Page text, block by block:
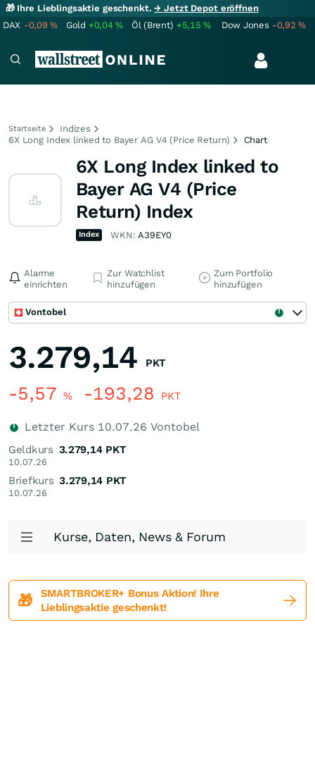
🎁 Ihre Lieblingsaktie geschenkt.→ Jetzt Depot eröffnen
DAX -0,09% Gold +0,04% Öl (Brent) +5,15% Dow Jones -0,92%
Startseite
Indizes
6X Long Index linked to Bayer AG V4 (Price Return)
Chart
6X Long Index linked to
Bayer AG V4 (Price
Return) Index
Index WKN:A39EY0
Alarme
einrichten
Zur Watchlist
hinzufügen
Zum Portfolio
hinzufügen
Vontobel
3.279,14 PKT
-5,57 % -193,28 PKT
Letzter Kurs 10.07.26 Vontobel
Geldkurs
10.07.26
3.279,14 PKT
Briefkurs
10.07.26
3.279,14 PKT
Kurse, Daten, News & Forum
🎁
SMARTBROKER+ Bonus Aktion! Ihre
Lieblingsaktie geschenkt!